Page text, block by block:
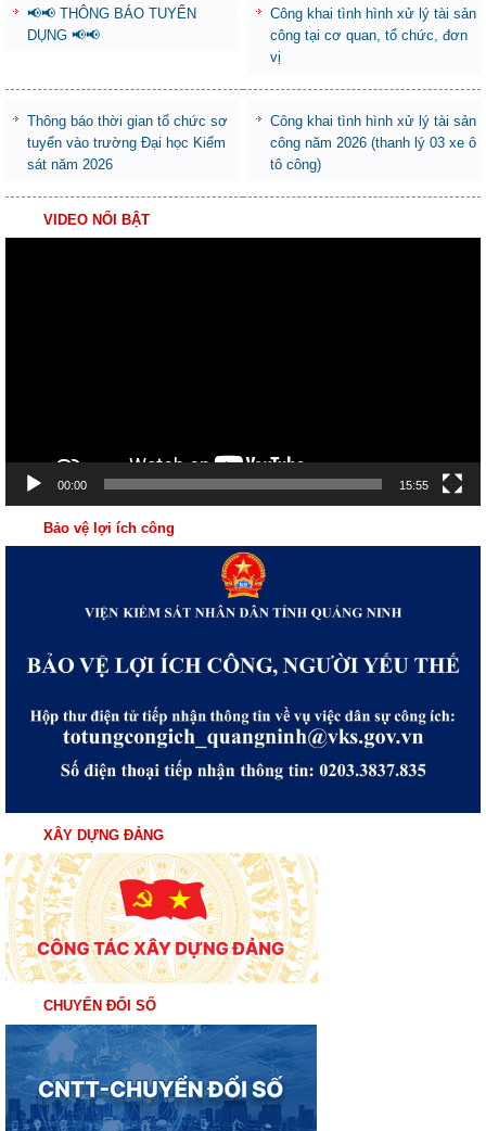
📢📢 THÔNG BÁO TUYỂN
DỤNG 📢📢
Công khai tình hình xử lý tài sản
công tại cơ quan, tổ chức, đơn
vị
Thông báo thời gian tổ chức sơ
tuyển vào trường Đại học Kiểm
sát năm 2026
Công khai tình hình xử lý tài sản
công năm 2026 (thanh lý 03 xe ô
tô công)
VIDEO NỔI BẬT
00:00 15:55
Bảo vệ lợi ích công
XÂY DỰNG ĐẢNG
CHUYỂN ĐỔI SỐ